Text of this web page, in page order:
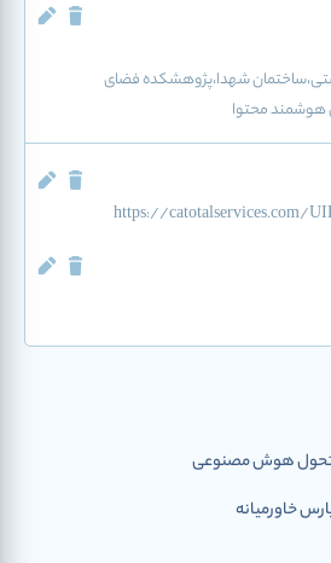
شهدا،پژوهشکده فضای
هوشمند محتوا
https://catotalservices.com/
تحول هوش مصنوعی
خاورمیانه